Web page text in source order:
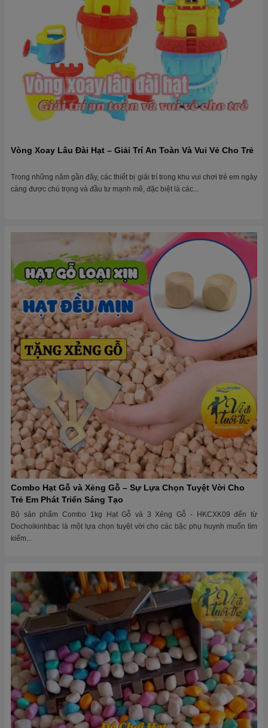
Vòng Xoay Lâu Đài Hạt – Giải Trí An Toàn Và Vui Vẻ Cho Trẻ
Trong những năm gần đây, các thiết bị giải trí trong khu vui chơi trẻ em ngày
càng được chú trọng và đầu tư mạnh mẽ, đặc biệt là các...
Combo Hạt Gỗ và Xẻng Gỗ – Sự Lựa Chọn Tuyệt Vời Cho
Trẻ Em Phát Triển Sáng Tạo
Bộ sản phẩm Combo 1kg Hạt Gỗ và 3 Xẻng Gỗ - HKCXK09 đến từ
Dochoikinhbac là một lựa chọn tuyệt vời cho các bậc phụ huynh muốn tìm
kiếm...